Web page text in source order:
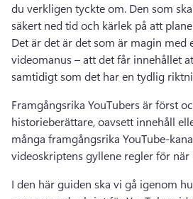
du verkligen tyckte om. Den som
Det är det är det som är magin med
videomanus – att det får innehållet
samtidigt som det har en tydlig
Framgångsrika YouTubers är först
historieberättare, oavsett innehåll
många framgångsrika YouTube-
videoskriptens gyllene regler för när
I den här guiden ska vi gå igenom